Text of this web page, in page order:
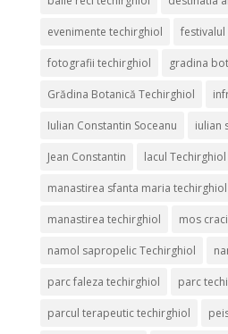
evenimente techirghiol
fotografii techirghiol gradina
Grădina Botanică Techirghiol
Iulian Constantin Soceanu iulian
Jean Constantin lacul Techirghiol
manastirea sfanta maria techirghiol
manastirea techirghiol mos
namol sapropelic Techirghiol
parc faleza techirghiol parc
parcul terapeutic techirghiol